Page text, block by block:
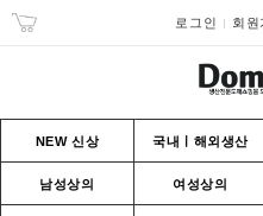
로그인 회원
NEW 신상 국내ㅣ해외생산
남성상의 여성상의